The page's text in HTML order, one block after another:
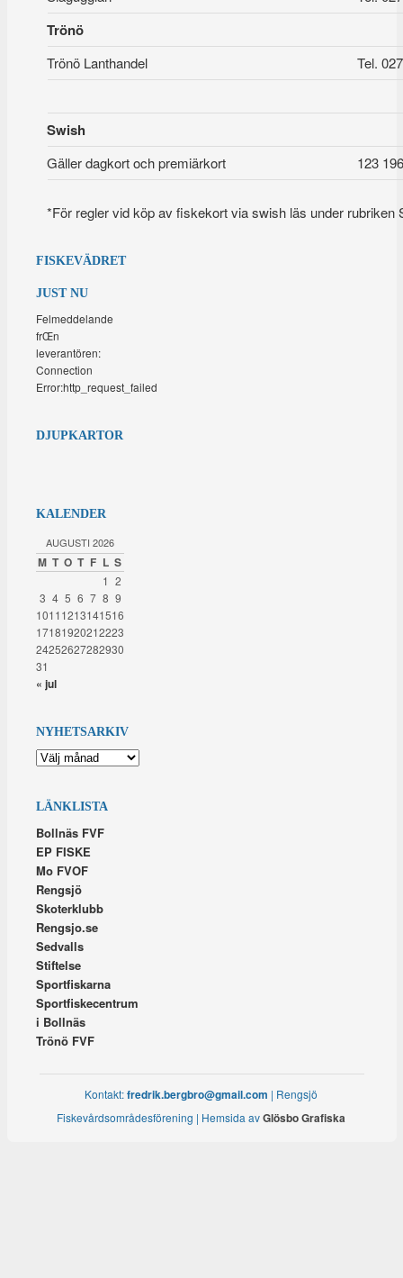
Trönö
Trönö Lanthandel Tel.
Swish
Gäller dagkort och premiärkort 123
*För regler vid köp av fiskekort via swish läs under rubriken
FISKEVÄDRET
JUST NU
Felmeddelande
frŒn
leverantören:
Connection
Error:http_request_failed
DJUPKARTOR
KALENDER
AUGUSTI 2026
M T O T F L S
1 2
3 4 5 6 7 8 9
10111213141516
17181920212223
24252627282930
31
« jul
NYHETSARKIV
NYHETSARKIV
LÄNKLISTA
Bollnäs FVF
EP FISKE
Mo FVOF
Rengsjö
Skoterklubb
Rengsjo.se
Sedvalls
Stiftelse
Sportfiskarna
Sportfiskecentrum
i Bollnäs
Trönö FVF
Kontakt:fredrik.bergbro@gmail.com | Rengsjö
Fiskevårdsområdesförening | Hemsida avGlösbo Grafiska